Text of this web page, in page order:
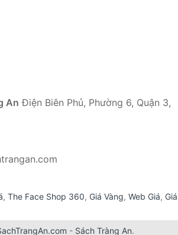
An Điện Biên Phủ, Phường 6, Quận 3,
, The Face Shop 360, Giá Vàng, Web Giá, Giá
- Sách Tràng An.